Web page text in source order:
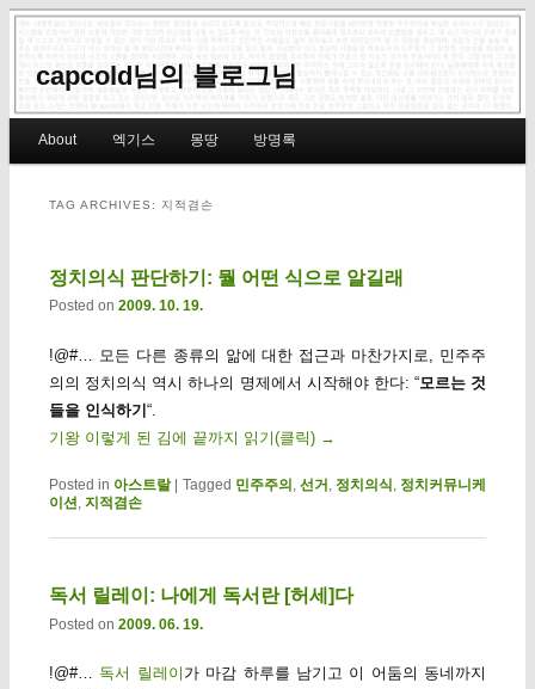
capcold님의 블로그님
Skip to primary content
Skip to secondary content
About 엑기스 몽땅 방명록
TAG ARCHIVES: 지적겸손
정치의식 판단하기: 뭘 어떤 식으로 알길래
Posted on 2009. 10. 19.
!@#… 모든 다른 종류의 앎에 대한 접근과 마찬가지로, 민주주
의의 정치의식 역시 하나의 명제에서 시작해야 한다: “모르는 것
들을 인식하기“.
기왕 이렇게 된 김에 끝까지 읽기(클릭) →
Posted in 아스트랄 | Tagged 민주주의 선거 정치의식 정치커뮤니케
이션 지적겸손
독서 릴레이: 나에게 독서란 [허세]다
Posted on 2009. 06. 19.
!@#… 독서 릴레이 가 마감 하루를 남기고 이 어둠의 동네까지